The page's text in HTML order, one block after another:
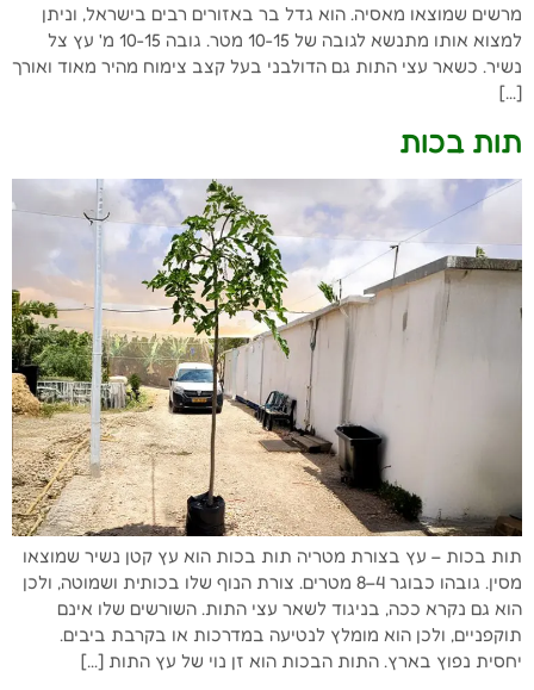
מרשים שמוצאו מאסיה. הוא גדל בר באזורים רבים בישראל, וניתן
למצוא אותו מתנשא לגובה של 10-15 מטר. גובה 10-15 מ' עץ צל
נשיר. כשאר עצי התות גם הדולבני בעל קצב צימוח מהיר מאוד ואורך
[…]
תות בכות
תות בכות – עץ בצורת מטריה תות בכות הוא עץ קטן נשיר שמוצאו
מסין. גובהו כבוגר 4–8 מטרים. צורת הנוף שלו בכותית ושמוטה, ולכן
הוא גם נקרא ככה, בניגוד לשאר עצי התות. השורשים שלו אינם
תוקפניים, ולכן הוא מומלץ לנטיעה במדרכות או בקרבת ביבים.
יחסית נפוץ בארץ. התות הבכות הוא זן נוי של עץ התות […]